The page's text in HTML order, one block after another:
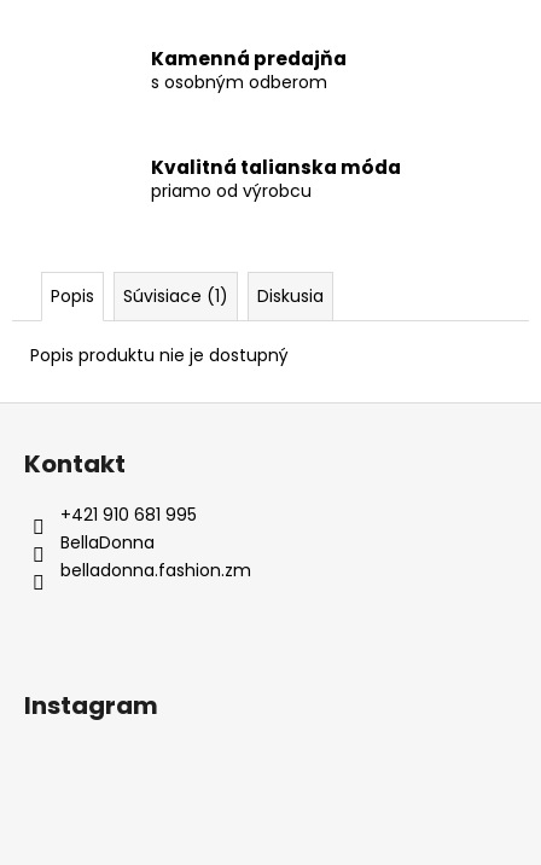
Kamenná predajňa
s osobným odberom
Kvalitná talianska móda
priamo od výrobcu
Popis Súvisiace (1) Diskusia
Popis produktu nie je dostupný
Z
Kontakt
+421 910 681 995
BellaDonna
belladonna.fashion.zm
Instagram